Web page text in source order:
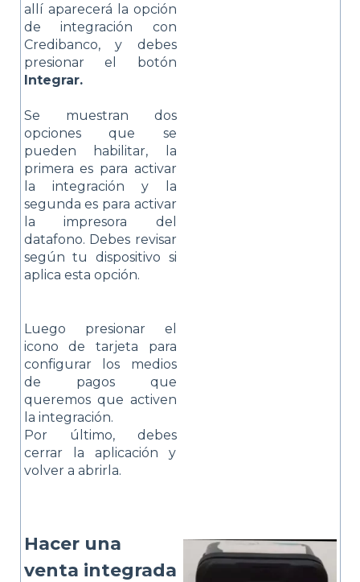
allí aparecerá la opción
de integración con
Credibanco, y debes
presionar el botón
Integrar.
Se muestran dos
opciones que se
pueden habilitar, la
primera es para activar
la integración y la
segunda es para activar
la impresora del
datafono. Debes revisar
según tu dispositivo si
aplica esta opción.
Luego presionar el
icono de tarjeta para
configurar los medios
de pagos que
queremos que activen
la integración.
Por último, debes
cerrar la aplicación y
volver a abrirla.
Hacer una
venta integrada